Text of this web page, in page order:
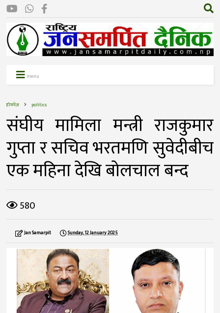
menu
होमपेज politics
संघीय मामिला मन्त्री राजकुमार
गुप्ता र सचिव भरतमणि सुवेदीबीच
एक महिना देखि बोलचाल बन्द
580
Jan Samarpit Sunday, 12 January 2025